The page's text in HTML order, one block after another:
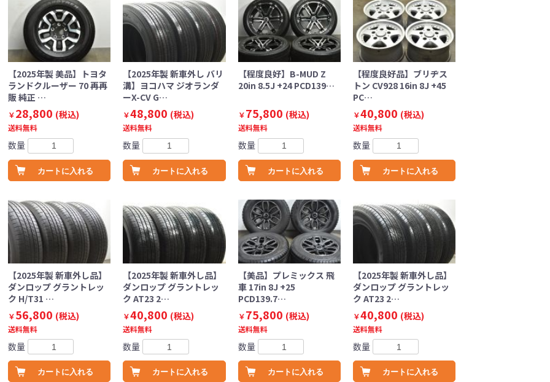
【2025年製 美品】トヨタ
ランドクルーザー 70 再再
販 純正 …
￥28,800 (税込)
送料無料
数量
カートに入れる
【2025年製 新車外し バリ
溝】ヨコハマ ジオランダ
ーX-CV G…
￥48,800 (税込)
送料無料
数量
カートに入れる
【程度良好】B-MUD Z
20in 8.5J +24 PCD139…
￥75,800 (税込)
送料無料
数量
カートに入れる
【程度良好品】ブリヂス
トン CV928 16in 8J +45
PC…
￥40,800 (税込)
送料無料
数量
カートに入れる
【2025年製 新車外し品】
ダンロップ グラントレッ
ク H/T31 …
￥56,800 (税込)
送料無料
数量
カートに入れる
【2025年製 新車外し品】
ダンロップ グラントレッ
ク AT23 2…
￥40,800 (税込)
送料無料
数量
カートに入れる
【美品】プレミックス 飛
車 17in 8J +25
PCD139.7…
￥75,800 (税込)
送料無料
数量
カートに入れる
【2025年製 新車外し品】
ダンロップ グラントレッ
ク AT23 2…
￥40,800 (税込)
送料無料
数量
カートに入れる